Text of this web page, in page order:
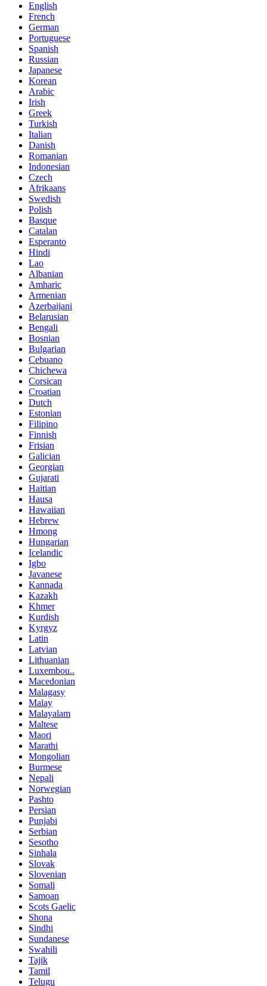
English
French
German
Portuguese
Spanish
Russian
Japanese
Korean
Arabic
Irish
Greek
Turkish
Italian
Danish
Romanian
Indonesian
Czech
Afrikaans
Swedish
Polish
Basque
Catalan
Esperanto
Hindi
Lao
Albanian
Amharic
Armenian
Azerbaijani
Belarusian
Bengali
Bosnian
Bulgarian
Cebuano
Chichewa
Corsican
Croatian
Dutch
Estonian
Filipino
Finnish
Frisian
Galician
Georgian
Gujarati
Haitian
Hausa
Hawaiian
Hebrew
Hmong
Hungarian
Icelandic
Igbo
Javanese
Kannada
Kazakh
Khmer
Kurdish
Kyrgyz
Latin
Latvian
Lithuanian
Luxembou..
Macedonian
Malagasy
Malay
Malayalam
Maltese
Maori
Marathi
Mongolian
Burmese
Nepali
Norwegian
Pashto
Persian
Punjabi
Serbian
Sesotho
Sinhala
Slovak
Slovenian
Somali
Samoan
Scots Gaelic
Shona
Sindhi
Sundanese
Swahili
Tajik
Tamil
Telugu